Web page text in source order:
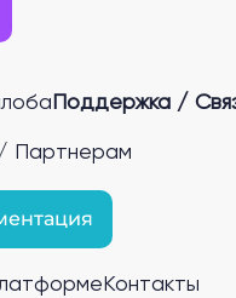
Поддержка /
Партнерам
Контакты